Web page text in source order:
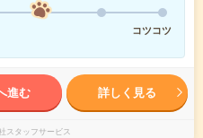
コツコツ
進む 詳しく見る
スタッフサービス